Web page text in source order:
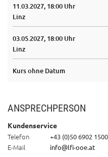
11.03.2027, 18:00 Uhr
Linz
03.05.2027, 18:00 Uhr
Linz
Kurs ohne Datum
ANSPRECHPERSON
Kundenservice
Telefon +43 (0)50 6902 1500
E-Mail info@lfi-ooe.at